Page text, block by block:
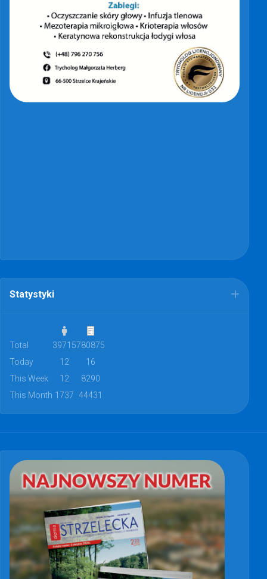
Statystyki
Total 39715780875
Today
12
16
This Week
12
8290
This Month 1737 44431